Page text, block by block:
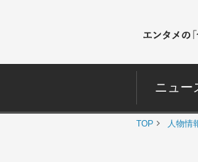
ニュー
TOP 人物情